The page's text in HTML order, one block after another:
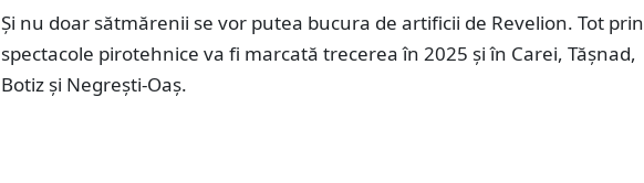
Și nu doar sătmărenii se vor putea bucura de artificii de Revelion. Tot prin
spectacole pirotehnice va fi marcată trecerea în 2025 și în Carei, Tășnad,
Botiz și Negrești-Oaș.